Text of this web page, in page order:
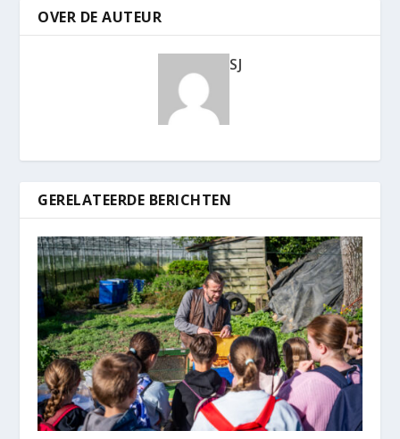
OVER DE AUTEUR
SJ
GERELATEERDE BERICHTEN